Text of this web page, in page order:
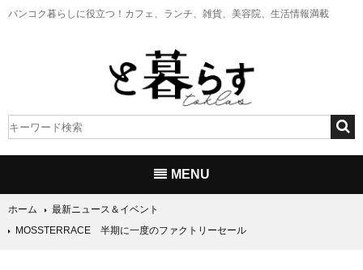
バンコク暮らしに役立つ！ カフェ、ランチ、雑貨、美容院、生活情報満載
MENU
ホーム
最新ニュース＆イベント
MOSSTERRACE 半期に一度のファクトリーセール